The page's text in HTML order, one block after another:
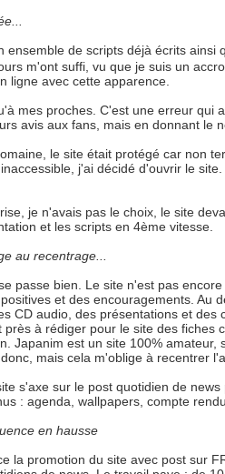
ensemble de scripts déjà écrits
m'ont suffi, vu que je suis un
ligne avec cette apparence.
mes proches. C'est une erreur qui
avis aux fans, mais en donnant le
le site était protégé car non
j'ai décidé d'ouvrir le
je n'avais pas le choix, le site
et les scripts en 4ème vitesse.
au recentrage...
passe bien. Le site n'est pas
et des encouragements. Au
CD audio, des présentations et
près à rédiger pour le site des fiches
Japanim est un site 100%
mais cela m'oblige à recentrer
s'axe sur le post quotidien de
: agenda, wallpapers, compte
en hausse
la promotion du site avec post sur